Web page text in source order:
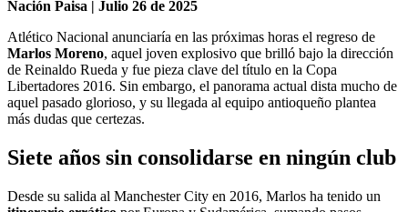
Nación Paisa | Julio 26 de 2025
Atlético Nacional anunciaría en las próximas horas el regreso de
Marlos Moreno, aquel joven explosivo que brilló bajo la dirección
de Reinaldo Rueda y fue pieza clave del título en la Copa
Libertadores 2016. Sin embargo, el panorama actual dista mucho de
aquel pasado glorioso, y su llegada al equipo antioqueño plantea
más dudas que certezas.
Siete años sin consolidarse en ningún club
Desde su salida al Manchester City en 2016, Marlos ha tenido un